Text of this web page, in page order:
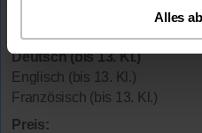
Alles
Fächer:
Deutsch (bis 13. Kl.)
Englisch (bis 13. Kl.)
Französisch (bis 13. Kl.)
Preis: